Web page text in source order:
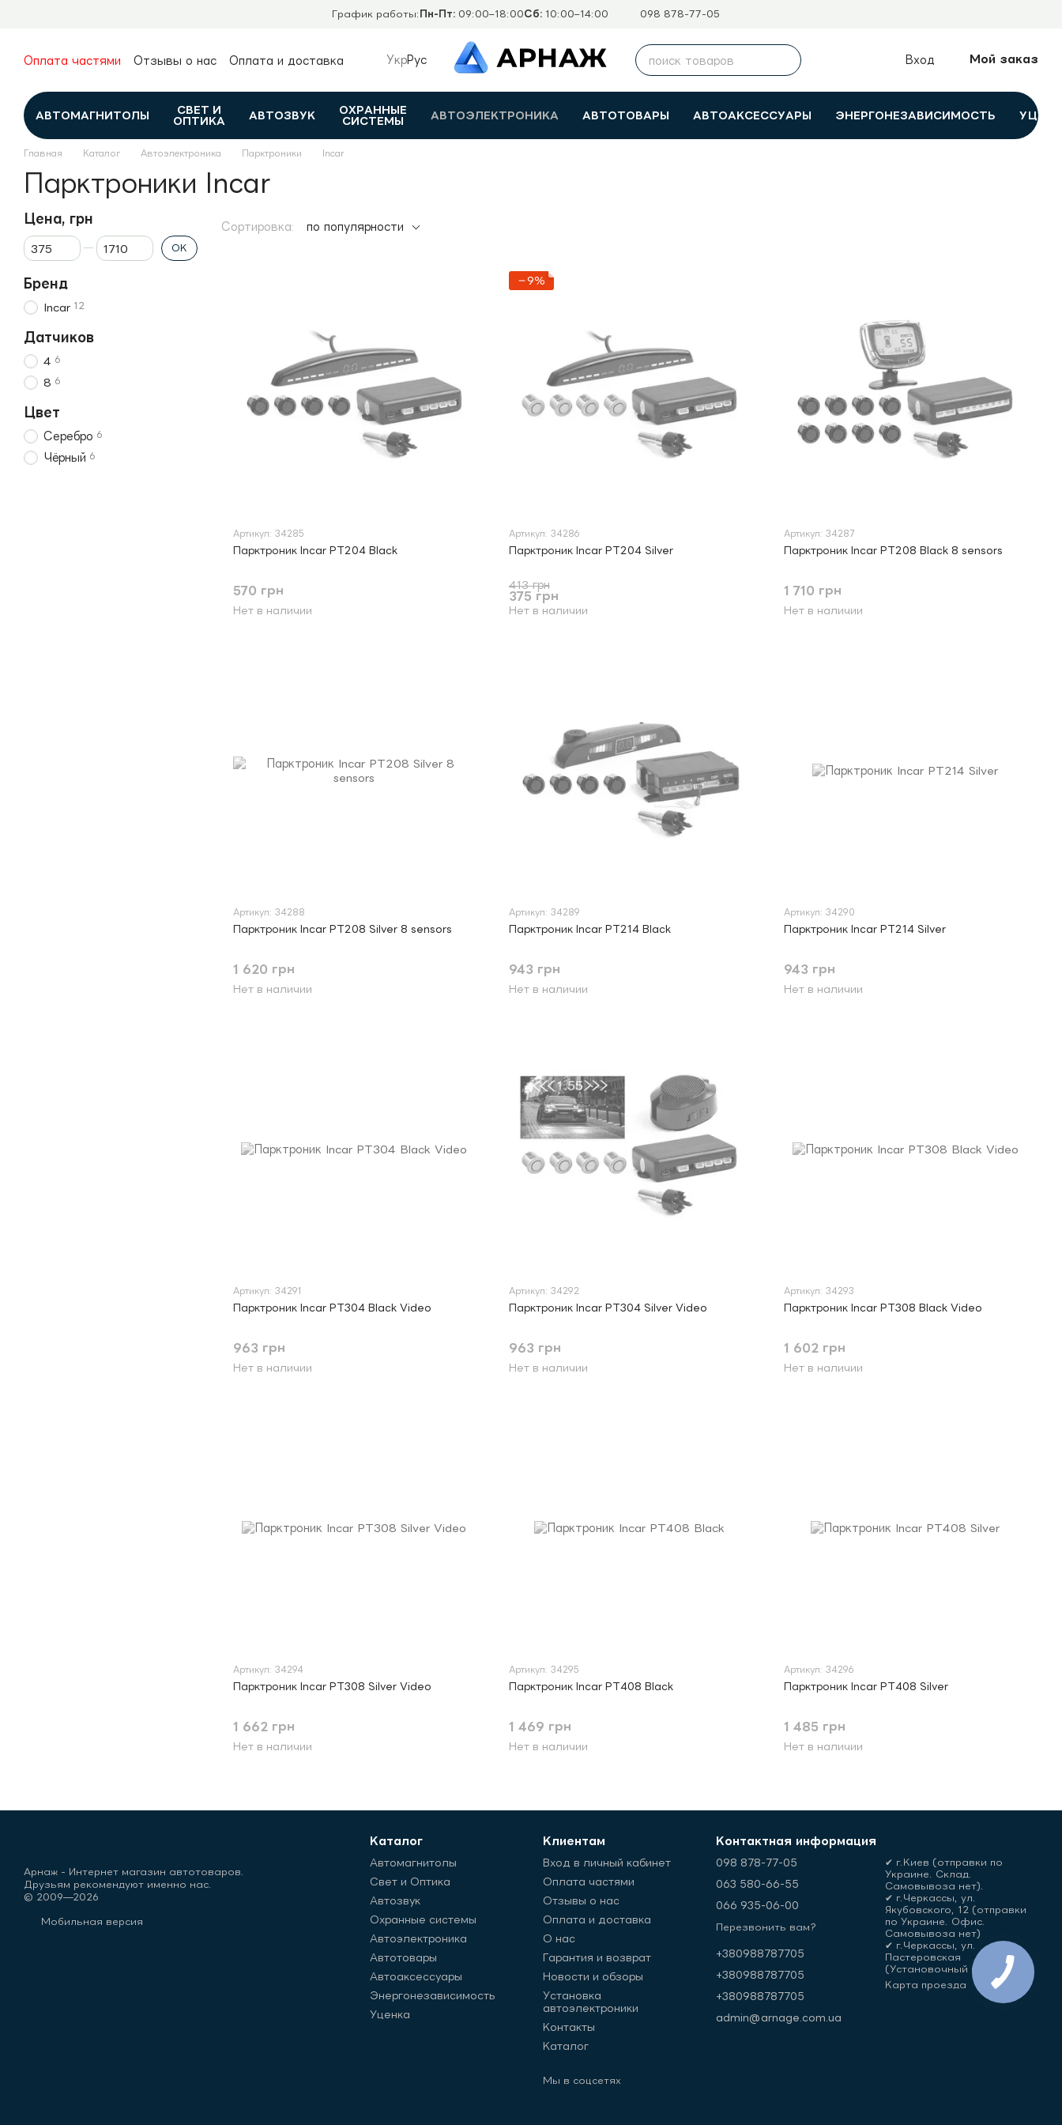
График работы: Пн-Пт:09:00–18:00Сб:10:00–14:00 098 878-77-05
Оплата частями Отзывы о нас
Оплата и доставка
Контакты
Каталог
УкрРус Вход Мой заказ
АВТОМАГНИТОЛЫ
СВЕТ И
ОПТИКА
АВТОЗВУК
ОХРАННЫЕ
СИСТЕМЫ
АВТОЭЛЕКТРОНИКА АВТОТОВАРЫ АВТОАКСЕССУАРЫ ЭНЕРГОНЕЗАВИСИМОСТЬ
Главная Каталог Автоэлектроника Парктроники Incar
Парктроники Incar
Сортировка: по популярности
Артикул: 34285
Парктроник Incar PT204 Black
570 грн
Нет в наличии
−9%
Артикул: 34286
Парктроник Incar PT204 Silver
413 грн
375 грн
Нет в наличии
Артикул: 34287
Парктроник Incar PT208 Black 8 sensors
1 710 грн
Нет в наличии
Артикул: 34288
Парктроник Incar PT208 Silver 8 sensors
1 620 грн
Нет в наличии
Артикул: 34289
Парктроник Incar PT214 Black
943 грн
Нет в наличии
Артикул: 34290
Парктроник Incar PT214 Silver
943 грн
Нет в наличии
Артикул: 34291
Парктроник Incar PT304 Black Video
963 грн
Нет в наличии
Артикул: 34292
Парктроник Incar PT304 Silver Video
963 грн
Нет в наличии
Артикул: 34293
Парктроник Incar PT308 Black Video
1 602 грн
Нет в наличии
Артикул: 34294
Парктроник Incar PT308 Silver Video
1 662 грн
Нет в наличии
Артикул: 34295
Парктроник Incar PT408 Black
1 469 грн
Нет в наличии
Артикул: 34296
Парктроник Incar PT408 Silver
1 485 грн
Нет в наличии
Цена, грн
От Цена, грн
До Цена, грн
OK
Бренд
Incar 12
Датчиков
4 6
8 6
Цвет
Серебро 6
Чёрный 6
Арнаж - Интернет магазин автотоваров.
Друзьям рекомендуют именно нас.
© 2009—2026
Мобильная версия
Каталог
Автомагнитолы
Свет и Оптика
Автозвук
Охранные системы
Автоэлектроника
Автотовары
Автоаксессуары
Энергонезависимость
Уценка
Клиентам
Вход в личный кабинет
Оплата частями
Отзывы о нас
Оплата и доставка
О нас
Гарантия и возврат
Новости и обзоры
Установка
автоэлектроники
Контакты
Каталог
Мы в соцсетях
Контактная информация
098 878-77-05
063 580-66-55
066 935-06-00
Перезвонить вам?
+380988787705
+380988787705
+380988787705
admin@arnage.com.ua
✔ г.Киев (отправки по
Украине. Склад.
Самовывоза нет).
✔ г.Черкассы, ул.
Якубовского, 12 (отправки
по Украине. Офис.
Самовывоза нет)
✔ г.Черкассы, ул.
Пастеровская
(Установочный центр)
Карта проезда